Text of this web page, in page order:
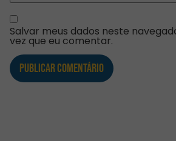
Salvar meus dados neste
vez que eu comentar.